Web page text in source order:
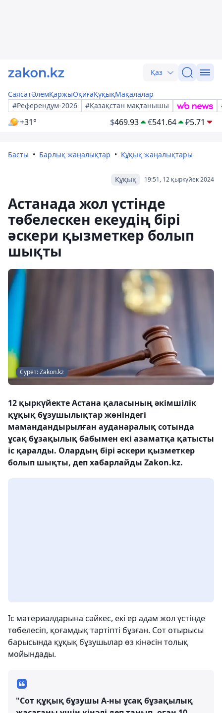
Қаз
СаясатӘлемҚаржыОқиғаҚұқықМақалалар
#Референдум-2026
#Қазақстан мақтанышы
+31° $469.93 €541.64 ₽5.71
Басты Барлық жаңалықтар Құқық жаңалықтары
19:51, 12 қыркүйек 2024
Құқық
Астанада жол үстінде
төбелескен екеудің бірі
әскери қызметкер болып
шықты
Сурет: Zakon.kz
12 қыркүйекте Астана қаласының әкімшілік
құқық бұзушылықтар жөніндегі
мамандандырылған ауданаралық сотында
ұсақ бұзақылық бабымен екі азаматқа қатысты
іс қаралды. Олардың бірі әскери қызметкер
болып шықты, деп хабарлайды Zakon.kz.
Іс материалдарына сәйкес, екі ер адам жол үстінде
төбелесіп, қоғамдық тәртіпті бұзған. Сот отырысы
барысында құқық бұзушылар өз кінәсін толық
мойындады.
"Сот құқық бұзушы А-ны ұсақ бұзақылық